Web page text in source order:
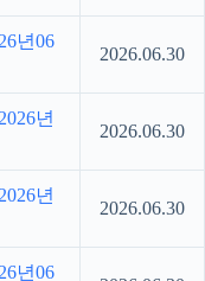
년06
2026.06.30
년
2026.06.30
년
2026.06.30
년06